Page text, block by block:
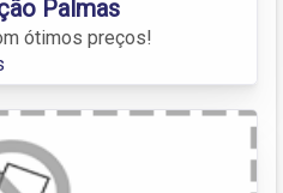
Palmas
ótimos preços!